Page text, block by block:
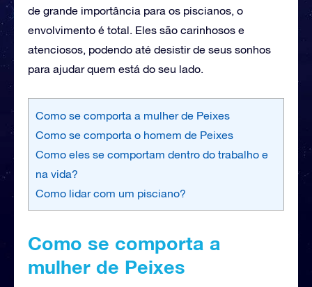
de grande importância para os piscianos, o
envolvimento é total. Eles são carinhosos e
atenciosos, podendo até desistir de seus sonhos
para ajudar quem está do seu lado.
Como se comporta a mulher de Peixes
Como se comporta o homem de Peixes
Como eles se comportam dentro do trabalho e
na vida?
Como lidar com um pisciano?
Como se comporta a
mulher de Peixes